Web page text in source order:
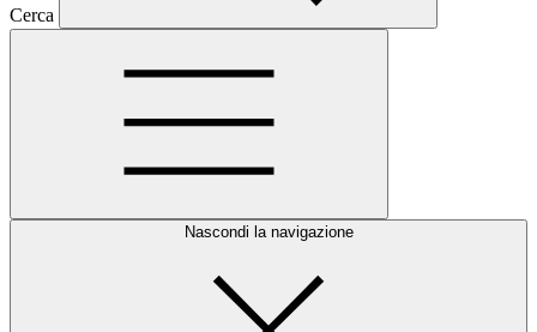
Cerca
Nascondi la navigazione